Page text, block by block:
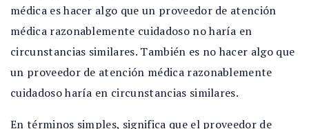
médica es hacer algo que un proveedor de atención
médica razonablemente cuidadoso no haría en
circunstancias similares. También es no hacer algo que
un proveedor de atención médica razonablemente
cuidadoso haría en circunstancias similares.
En términos simples, significa que el proveedor de